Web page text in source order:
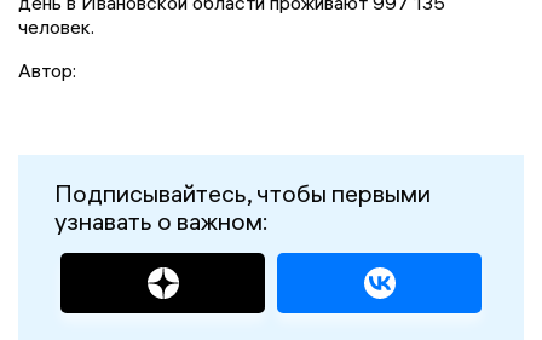
человек.
Автор:
Подписывайтесь, чтобы первыми
узнавать о важном: